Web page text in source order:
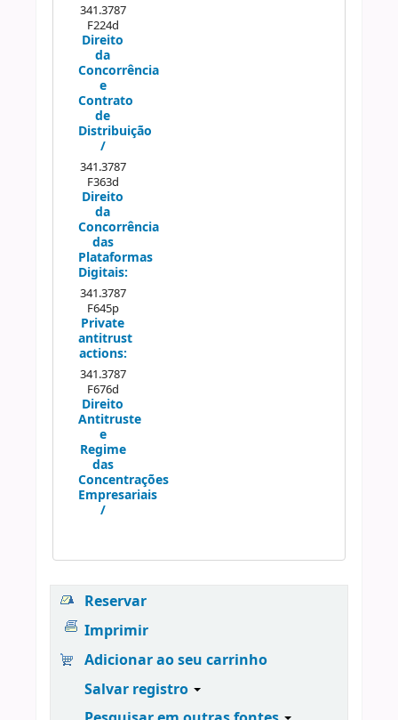
341.3787
F224d
Direito
da
Concorrência
e
Contrato
de
Distribuição
/
341.3787
F363d
Direito
da
Concorrência
das
Plataformas
Digitais:
341.3787
F645p
Private
antitrust
actions:
341.3787
F676d
Direito
Antitruste
e
Regime
das
Concentrações
Empresariais
/
Reservar
Imprimir
Adicionar ao seu carrinho
Salvar registro